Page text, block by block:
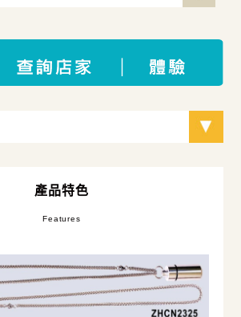
產品特色
Features